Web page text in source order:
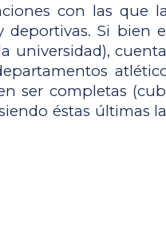
con las que
deportivas. Si bien
universidad),
ser completas
éstas últimas